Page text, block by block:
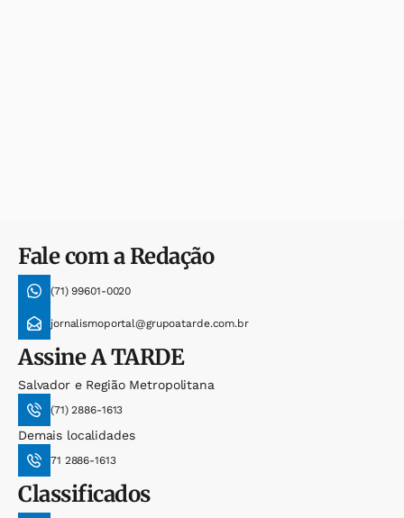
Fale com a Redação
(71) 99601-0020
jornalismoportal@grupoatarde.com.br
AssineA TARDE
Salvador e Região Metropolitana
(71) 2886-1613
Demais localidades
71 2886-1613
Classificados